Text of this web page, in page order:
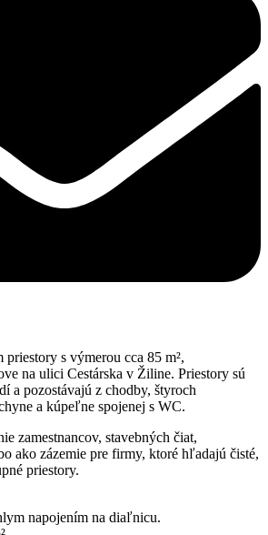
priestory s výmerou cca 85 m²,
na ulici Cestárska v Žiline. Priestory sú
a pozostávajú z chodby, štyroch
a kúpeľne spojenej s WC.
zamestnancov, stavebných čiat,
ako zázemie pre firmy, ktoré hľadajú čisté,
priestory.
napojením na diaľnicu.